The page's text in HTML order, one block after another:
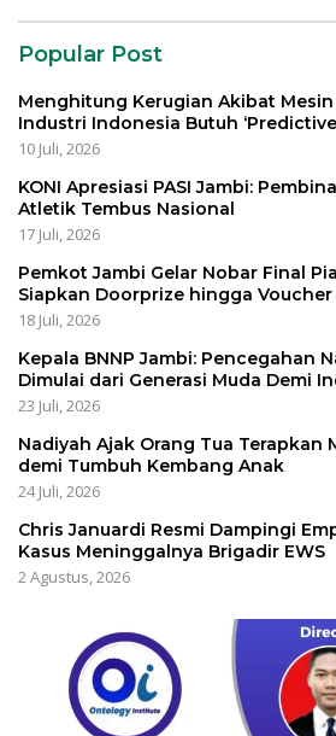
Popular Post
Menghitung Kerugian Akibat Mesin
Industri Indonesia Butuh
10 Juli, 2026
KONI Apresiasi PASI Jambi:
Atletik Tembus Nasional
17 Juli, 2026
Pemkot Jambi Gelar Nobar Final
Siapkan Doorprize hingga Voucher
18 Juli, 2026
Kepala BNNP Jambi: Pencegahan
Dimulai dari Generasi Muda Demi
23 Juli, 2026
Nadiyah Ajak Orang Tua Terapkan
demi Tumbuh Kembang Anak
24 Juli, 2026
Chris Januardi Resmi Dampingi
Kasus Meninggalnya Brigadir EWS
2 Agustus, 2026